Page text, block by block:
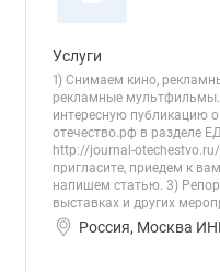
Услуги
1) Снимаем кино,
рекламные
интересную публикацию
отечество.рф в
http://journal-
пригласите, приедем к
напишем статью. 3)
выставках и других
Россия, Москва